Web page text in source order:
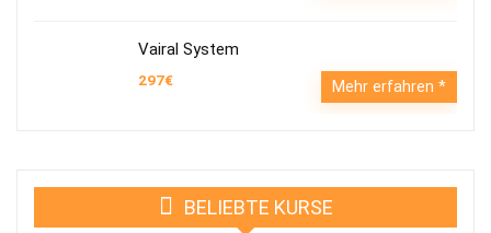
Vairal System
297€ Mehr erfahren
BELIEBTE KURSE